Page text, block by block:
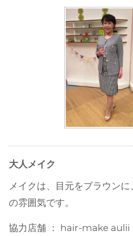
大人メイク
メイクは、目元をブラウン
の雰囲気です。
協力店舗 ： hair-make aulii